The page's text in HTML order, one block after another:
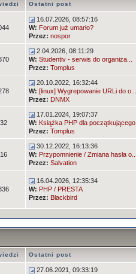
Ostatni post
16.07.2026, 08:57:16
W: Forum już umarło?
Przez: nospor
2.04.2026, 08:11:29
W: Studentiv - serwis do organiza...
Przez: Tomplus
20.10.2022, 16:32:44
W: [linux] Wygrepowanie URLi do o...
Przez: DNMX
17.01.2024, 19:07:37
W: Książka PHP dla początkującego
Przez: Tomplus
30.12.2022, 16:13:36
W: Przypomnienie / Zmiana hasła o...
Przez: Salvation
16.04.2026, 12:35:34
W: PHP / PRESTA
Przez: Blackbird
Ostatni post
27.06.2021, 09:33:19